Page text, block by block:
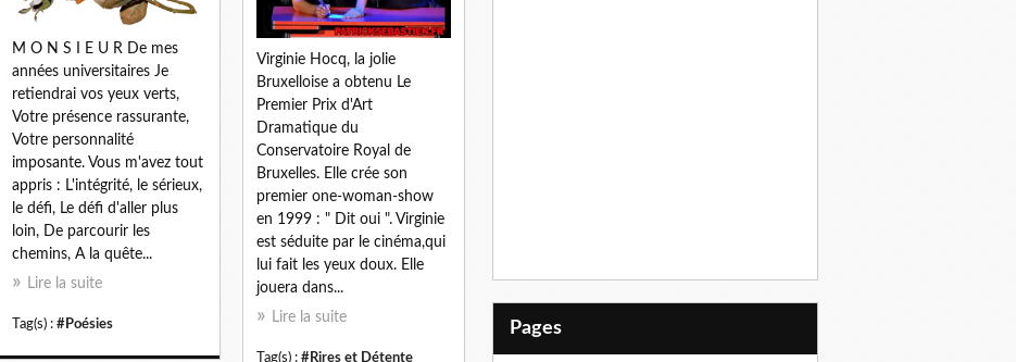
Virginie Hocq, la jolie
Bruxelloise a obtenu Le
Premier Prix d'Art
Dramatique du
Conservatoire Royal de
Bruxelles. Elle crée son
premier one-woman-show
en 1999 : " Dit oui ". Virginie
est séduite par le cinéma,qui
lui fait les yeux doux. Elle
jouera dans...
Lire la suite
Tag(s) : #Rires et Détente
M O N S I E U R De mes
années universitaires Je
retiendrai vos yeux verts,
Votre présence rassurante,
Votre personnalité
imposante. Vous m'avez tout
appris : L'intégrité, le sérieux,
le défi, Le défi d'aller plus
loin, De parcourir les
chemins, A la quête...
Lire la suite
Tag(s) : #Poésies Pages